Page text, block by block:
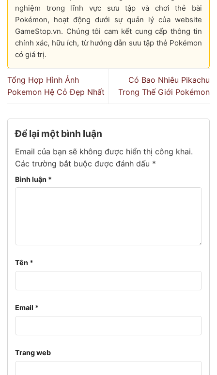
nghiệm trong lĩnh vực sưu tập và chơi thẻ bài
Pokémon, hoạt động dưới sự quản lý của website
GameStop.vn. Chúng tôi cam kết cung cấp thông tin
chính xác, hữu ích, từ hướng dẫn sưu tập thẻ Pokémon
có giá trị.
Tổng Hợp Hình Ảnh
Pokemon Hệ Cỏ Đẹp Nhất
Có Bao Nhiêu Pikachu
Trong Thế Giới Pokémon
Để lại một bình luận
Email của bạn sẽ không được hiển thị công khai.
Các trường bắt buộc được đánh dấu *
Bình luận *
Tên *
Email *
Trang web